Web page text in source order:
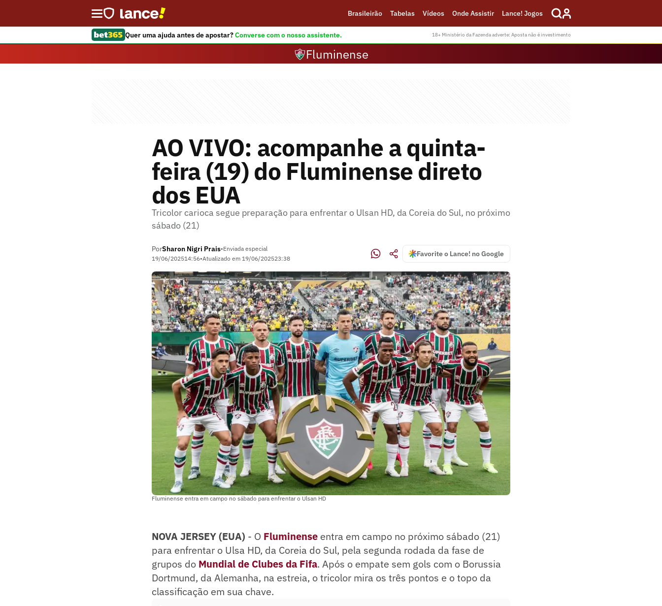
Brasileirão Tabelas Vídeos Onde Assistir Lance! Jogos
Quer uma ajuda antes de apostar?Converse com o nosso assistente. 18+ Ministério da Fazenda adverte: Aposta não é investimento
Fluminense
AO VIVO: acompanhe a quinta-
feira (19) do Fluminense direto
dos EUA
Tricolor carioca segue preparação para enfrentar o Ulsan HD, da Coreia do Sul, no próximo
sábado (21)
PorSharon Nigri Prais•Enviada especial
19/06/202514:56•Atualizado em 19/06/202523:38
Favorite o Lance! no Google
Fluminense entra em campo no sábado para enfrentar o Ulsan HD
NOVA JERSEY (EUA) - O Fluminense entra em campo no próximo sábado (21)
para enfrentar o Ulsa HD, da Coreia do Sul, pela segunda rodada da fase de
grupos do Mundial de Clubes da Fifa. Após o empate sem gols com o Borussia
Dortmund, da Alemanha, na estreia, o tricolor mira os três pontos e o topo da
classificação em sua chave.